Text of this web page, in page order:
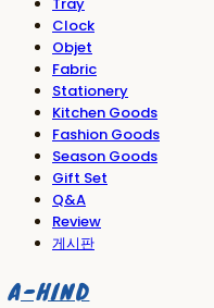
Clock
Objet
Fabric
Stationery
Kitchen Goods
Fashion Goods
Season Goods
Gift Set
Q&A
Review
게시판
A-HIND